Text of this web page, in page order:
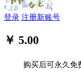
登录 注册新账号
￥ 5.00
购买后可永久免